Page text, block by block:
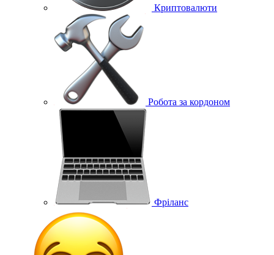
Криптовалюти
Робота за кордоном
Фріланс